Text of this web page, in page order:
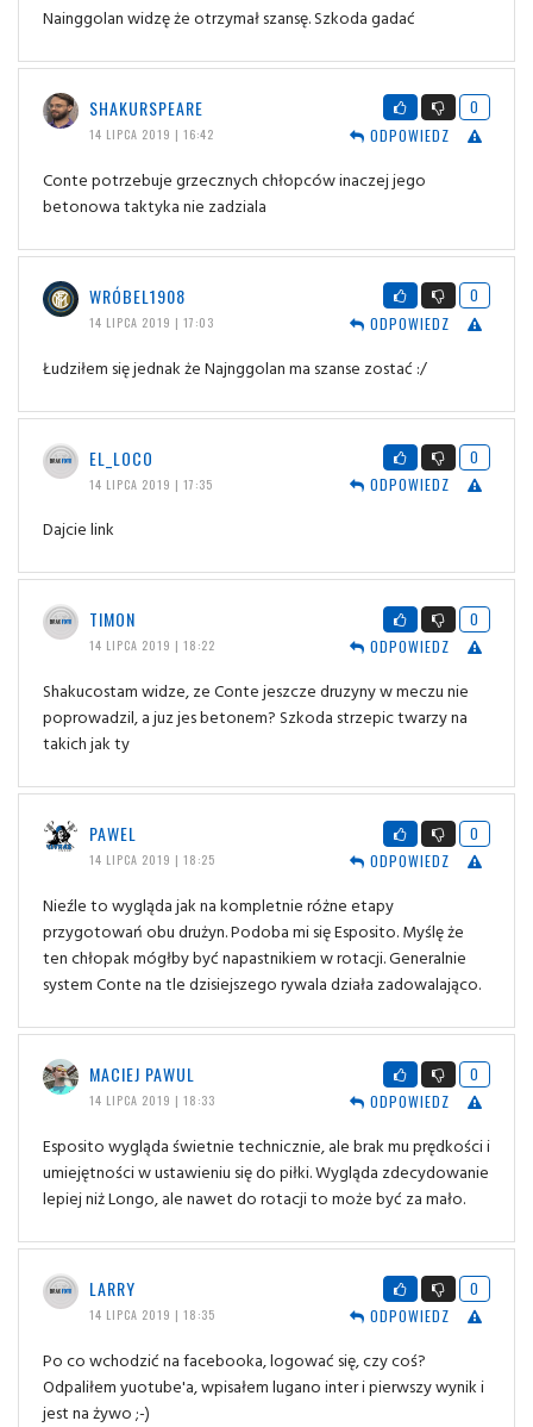
Nainggolan widzę że otrzymał szansę. Szkoda gadać
SHAKURSPEARE
14 LIPCA 2019 | 16:42
0
ODPOWIEDZ
Conte potrzebuje grzecznych chłopców inaczej jego
betonowa taktyka nie zadziala
WRÓBEL1908
14 LIPCA 2019 | 17:03
0
ODPOWIEDZ
Łudziłem się jednak że Najnggolan ma szanse zostać :/
EL_LOCO
14 LIPCA 2019 | 17:35
0
ODPOWIEDZ
Dajcie link
TIMON
14 LIPCA 2019 | 18:22
0
ODPOWIEDZ
Shakucostam widze, ze Conte jeszcze druzyny w meczu nie
poprowadzil, a juz jes betonem? Szkoda strzepic twarzy na
takich jak ty
PAWEL
14 LIPCA 2019 | 18:25
0
ODPOWIEDZ
Nieźle to wygląda jak na kompletnie różne etapy
przygotowań obu drużyn. Podoba mi się Esposito. Myślę że
ten chłopak mógłby być napastnikiem w rotacji. Generalnie
system Conte na tle dzisiejszego rywala działa zadowalająco.
MACIEJ PAWUL
14 LIPCA 2019 | 18:33
0
ODPOWIEDZ
Esposito wygląda świetnie technicznie, ale brak mu prędkości i
umiejętności w ustawieniu się do piłki. Wygląda zdecydowanie
lepiej niż Longo, ale nawet do rotacji to może być za mało.
LARRY
14 LIPCA 2019 | 18:35
0
ODPOWIEDZ
Po co wchodzić na facebooka, logować się, czy coś?
Odpaliłem yuotube'a, wpisałem lugano inter i pierwszy wynik i
jest na żywo ;-)